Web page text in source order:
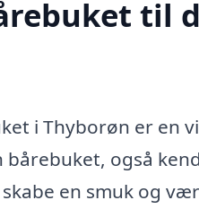
til
i Thyborøn er en
bårebuket, også
en smuk og